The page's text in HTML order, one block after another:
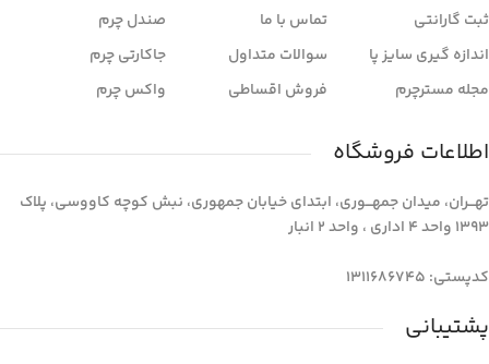
ثبت گارانتی
اندازه گیری سایز پا
مجله مسترچرم
تماس با ما
سوالات متداول
فروش اقساطی
صندل چرم
جاکارتی چرم
واکس چرم
اطلاعات فروشگاه
تهـــران، میدان جمهـــوری، ابتدای خیابان جمهوری، نبش کوچه کاووسی، پلاک
1393 واحد 4 اداری ، واحد 2 انبار
کدپستی: 1311686745
پشتیبانی